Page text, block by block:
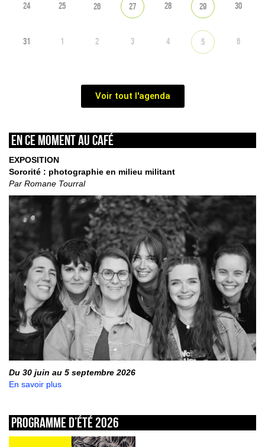
24 25 26 27 28 29 30
31 1 2 3 4 5 6
Voir tout l'agenda
En ce moment au café
EXPOSITION
Sororité : photographie en milieu militant
Par Romane Tourral
Du 30 juin au 5 septembre 2026
En savoir plus
Programme d’été 2026